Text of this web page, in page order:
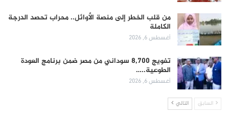
من قلب الخطر إلى منصة الأوائل.. محراب تحصد الدرجة
الكاملة
أغسطس 6, 2026
تفويج 8,700 سوداني من مصر ضمن برنامج العودة
الطوعية..…
أغسطس 6, 2026
السابق التالي